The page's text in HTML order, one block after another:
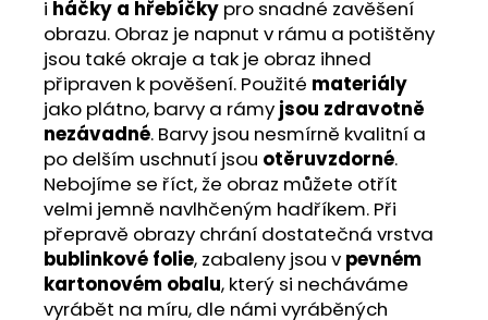
i háčky a hřebíčky pro snadné zavěšení
obrazu. Obraz je napnut v rámu a potištěny
jsou také okraje a tak je obraz ihned
připraven k pověšení. Použité materiály
jako plátno, barvy a rámy jsou zdravotně
nezávadné. Barvy jsou nesmírně kvalitní a
po delším uschnutí jsou otěruvzdorné.
Nebojíme se říct, že obraz můžete otřít
velmi jemně navlhčeným hadříkem. Při
přepravě obrazy chrání dostatečná vrstva
bublinkové folie, zabaleny jsou v pevném
kartonovém obalu, který si necháváme
vyrábět na míru, dle námi vyráběných